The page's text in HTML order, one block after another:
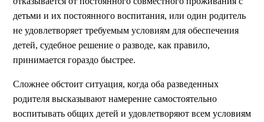
детьми и их постоянного воспитания, или один родитель
не удовлетворяет требуемым условиям для обеспечения
детей, судебное решение о разводе, как правило,
принимается гораздо быстрее.
Сложнее обстоит ситуация, когда оба разведенных
родителя высказывают намерение самостоятельно
воспитывать общих детей и удовлетворяют всем условиям